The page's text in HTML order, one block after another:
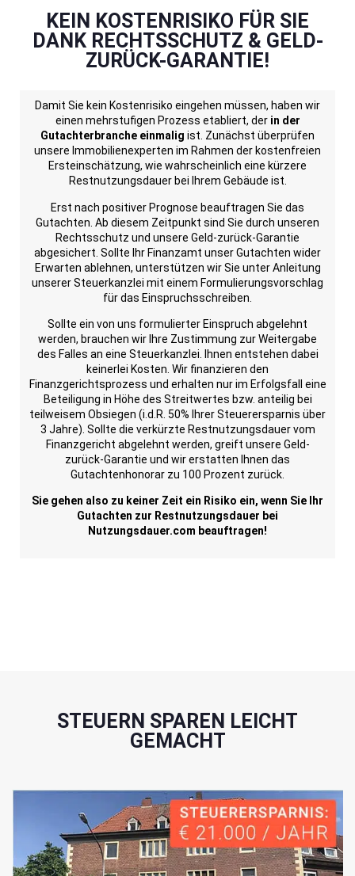
KEIN KOSTENRISIKO FÜR SIE
DANK RECHTSSCHUTZ & GELD-
ZURÜCK-GARANTIE!
Damit Sie kein Kostenrisiko eingehen müssen, haben wir
einen mehrstufigen Prozess etabliert, der in der
Gutachterbranche einmalig ist. Zunächst überprüfen
unsere Immobilienexperten im Rahmen der kostenfreien
Ersteinschätzung, wie wahrscheinlich eine kürzere
Restnutzungsdauer bei Ihrem Gebäude ist.
Erst nach positiver Prognose beauftragen Sie das
Gutachten. Ab diesem Zeitpunkt sind Sie durch unseren
Rechtsschutz und unsere Geld-zurück-Garantie
abgesichert. Sollte Ihr Finanzamt unser Gutachten wider
Erwarten ablehnen, unterstützen wir Sie unter Anleitung
unserer Steuerkanzlei mit einem Formulierungsvorschlag
für das Einspruchsschreiben.
Sollte ein von uns formulierter Einspruch abgelehnt
werden, brauchen wir Ihre Zustimmung zur Weitergabe
des Falles an eine Steuerkanzlei. Ihnen entstehen dabei
keinerlei Kosten. Wir finanzieren den
Finanzgerichtsprozess und erhalten nur im Erfolgsfall eine
Beteiligung in Höhe des Streitwertes bzw. anteilig bei
teilweisem Obsiegen (i.d.R. 50% Ihrer Steuerersparnis über
3 Jahre). Sollte die verkürzte Restnutzungsdauer vom
Finanzgericht abgelehnt werden, greift unsere Geld-
zurück-Garantie und wir erstatten Ihnen das
Gutachtenhonorar zu 100 Prozent zurück.
Sie gehen also zu keiner Zeit ein Risiko ein, wenn Sie Ihr
Gutachten zur Restnutzungsdauer bei
Nutzungsdauer.com beauftragen!
STEUERN SPAREN LEICHT
GEMACHT